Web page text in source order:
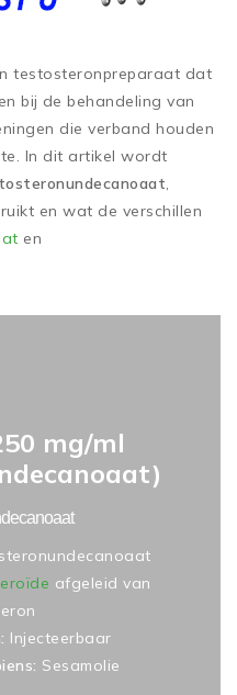
testosteronpreparaat dat
bij de behandeling van
die verband houden
In dit artikel wordt
en wat de verschillen
en
mg/ml
afgeleid van
Injecteerbaar
Sesamolie